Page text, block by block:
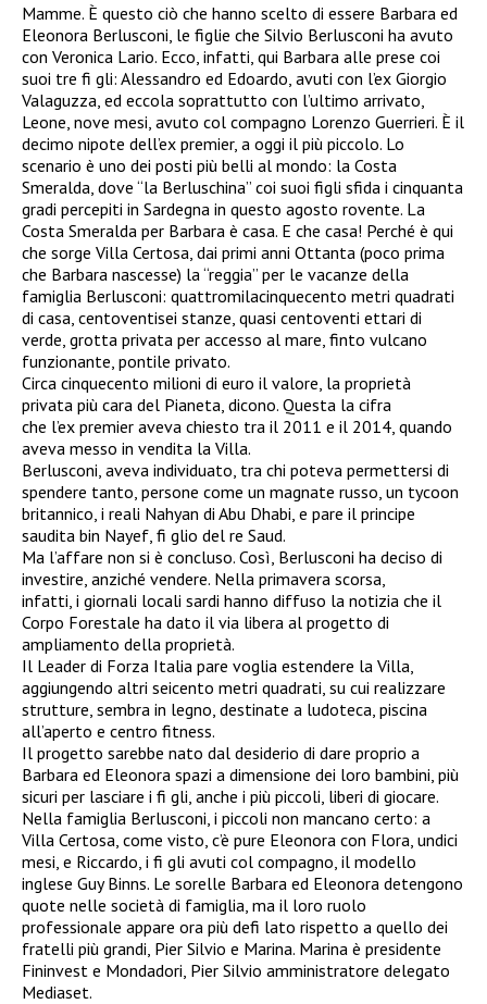
Mamme. È questo ciò che hanno scelto di essere Barbara ed
Eleonora Berlusconi, le figlie che Silvio Berlusconi ha avuto
con Veronica Lario. Ecco, infatti, qui Barbara alle prese coi
suoi tre fi gli: Alessandro ed Edoardo, avuti con l’ex Giorgio
Valaguzza, ed eccola soprattutto con l’ultimo arrivato,
Leone, nove mesi, avuto col compagno Lorenzo Guerrieri. È il
decimo nipote dell’ex premier, a oggi il più piccolo. Lo
scenario è uno dei posti più belli al mondo: la Costa
Smeralda, dove “la Berluschina” coi suoi figli sfida i cinquanta
gradi percepiti in Sardegna in questo agosto rovente. La
Costa Smeralda per Barbara è casa. E che casa! Perché è qui
che sorge Villa Certosa, dai primi anni Ottanta (poco prima
che Barbara nascesse) la “reggia” per le vacanze della
famiglia Berlusconi: quattromilacinquecento metri quadrati
di casa, centoventisei stanze, quasi centoventi ettari di
verde, grotta privata per accesso al mare, finto vulcano
funzionante, pontile privato.
Circa cinquecento milioni di euro il valore, la proprietà
privata più cara del Pianeta, dicono. Questa la cifra
che l’ex premier aveva chiesto tra il 2011 e il 2014, quando
aveva messo in vendita la Villa.
Berlusconi, aveva individuato, tra chi poteva permettersi di
spendere tanto, persone come un magnate russo, un tycoon
britannico, i reali Nahyan di Abu Dhabi, e pare il principe
saudita bin Nayef, fi glio del re Saud.
Ma l’affare non si è concluso. Così, Berlusconi ha deciso di
investire, anziché vendere. Nella primavera scorsa,
infatti, i giornali locali sardi hanno diffuso la notizia che il
Corpo Forestale ha dato il via libera al progetto di
ampliamento della proprietà.
Il Leader di Forza Italia pare voglia estendere la Villa,
aggiungendo altri seicento metri quadrati, su cui realizzare
strutture, sembra in legno, destinate a ludoteca, piscina
all’aperto e centro fitness.
Il progetto sarebbe nato dal desiderio di dare proprio a
Barbara ed Eleonora spazi a dimensione dei loro bambini, più
sicuri per lasciare i fi gli, anche i più piccoli, liberi di giocare.
Nella famiglia Berlusconi, i piccoli non mancano certo: a
Villa Certosa, come visto, c’è pure Eleonora con Flora, undici
mesi, e Riccardo, i fi gli avuti col compagno, il modello
inglese Guy Binns. Le sorelle Barbara ed Eleonora detengono
quote nelle società di famiglia, ma il loro ruolo
professionale appare ora più defi lato rispetto a quello dei
fratelli più grandi, Pier Silvio e Marina. Marina è presidente
Fininvest e Mondadori, Pier Silvio amministratore delegato
Mediaset.